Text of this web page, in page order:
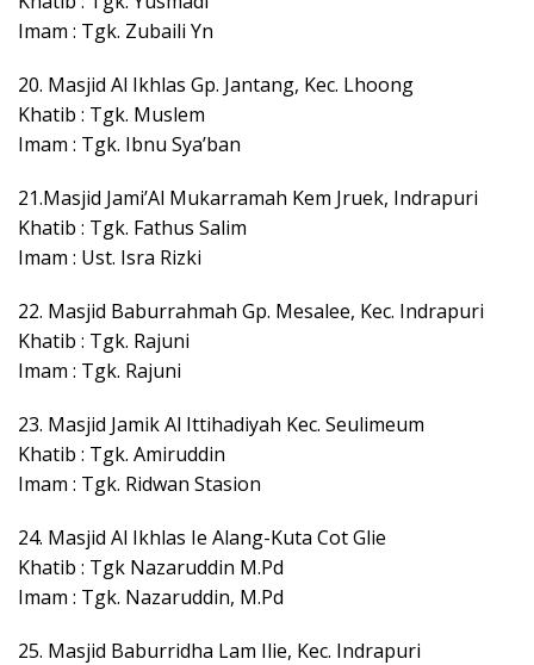
Imam : Tgk. Zubaili Yn
20. Masjid Al Ikhlas Gp. Jantang, Kec. Lhoong
Khatib : Tgk. Muslem
Imam : Tgk. Ibnu Sya’ban
21.Masjid Jami’Al Mukarramah Kem Jruek, Indrapuri
Khatib : Tgk. Fathus Salim
Imam : Ust. Isra Rizki
22. Masjid Baburrahmah Gp. Mesalee, Kec. Indrapuri
Khatib : Tgk. Rajuni
Imam : Tgk. Rajuni
23. Masjid Jamik Al Ittihadiyah Kec. Seulimeum
Khatib : Tgk. Amiruddin
Imam : Tgk. Ridwan Stasion
24. Masjid Al Ikhlas Ie Alang-Kuta Cot Glie
Khatib : Tgk Nazaruddin M.Pd
Imam : Tgk. Nazaruddin, M.Pd
25. Masjid Baburridha Lam Ilie, Kec. Indrapuri